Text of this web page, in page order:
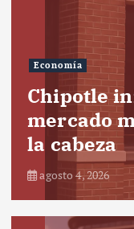
Economía
Chipotle
mercado
la cabeza
agosto 4, 2026